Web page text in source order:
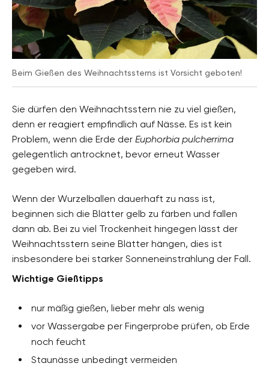
Beim Gießen des Weihnachtssterns ist Vorsicht geboten!
Sie dürfen den Weihnachtsstern nie zu viel gießen,
denn er reagiert empfindlich auf Nässe. Es ist kein
Problem, wenn die Erde der Euphorbia pulcherrima
gelegentlich antrocknet, bevor erneut Wasser
gegeben wird.
Wenn der Wurzelballen dauerhaft zu nass ist,
beginnen sich die Blätter gelb zu färben und fallen
dann ab. Bei zu viel Trockenheit hingegen lässt der
Weihnachtsstern seine Blätter hängen, dies ist
insbesondere bei starker Sonneneinstrahlung der Fall.
Wichtige Gießtipps
nur mäßig gießen, lieber mehr als wenig
vor Wassergabe per Fingerprobe prüfen, ob Erde
noch feucht
Staunässe unbedingt vermeiden